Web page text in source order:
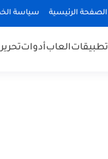
الصفحة الرئيسية سياسة
تطبيقاتالعابأدوات